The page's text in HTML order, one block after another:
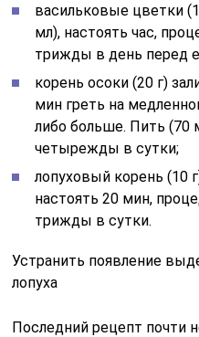
васильковые цветки
мл), настоять час,
трижды в день перед
корень осоки (20 г)
мин греть на
либо больше. Пить (70
четырежды в сутки;
лопуховый корень (10
настоять 20 мин,
трижды в сутки.
Устранить появление
лопуха
Последний рецепт почти